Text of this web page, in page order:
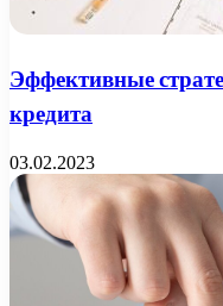
Эффективные
кредита
03.02.2023